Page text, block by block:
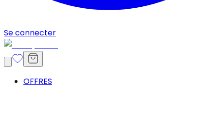
Se connecter
OFFRES